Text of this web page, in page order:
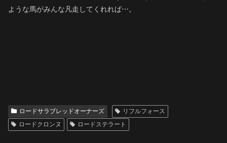
ような馬がみんな凡走してくれれば⋯。
ロードサラブレッドオーナーズ
リフルフォース
ロードクロンヌ
ロードステラート